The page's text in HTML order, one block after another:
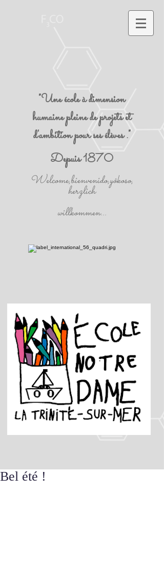
"Une école à dimension
humaine pleine de projets et
d'ambition pour ses élèves ."
Depuis 1870
Welcome,bienvenido,yôkoso,
herzlich
willkommen...
Bel été !